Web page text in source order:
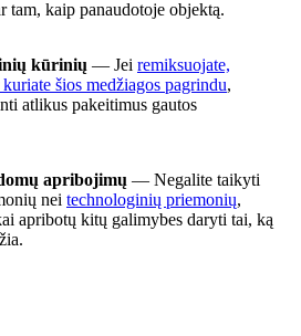
tam, kaip panaudotoje objektą.
kūrinių — Jei remiksuojate,
šios medžiagos pagrindu,
atlikus pakeitimus gautos
apribojimų — Negalite taikyti
nei technologinių priemonių,
apribotų kitų galimybes daryti tai, ką